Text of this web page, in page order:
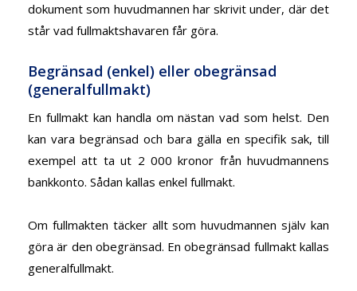
dokument som huvudmannen har skrivit under, där det
står vad fullmaktshavaren får göra.
Begränsad (enkel) eller obegränsad
(generalfullmakt)
En fullmakt kan handla om nästan vad som helst. Den
kan vara begränsad och bara gälla en specifik sak, till
exempel att ta ut 2 000 kronor från huvudmannens
bankkonto. Sådan kallas enkel fullmakt.
Om fullmakten täcker allt som huvudmannen själv kan
göra är den obegränsad. En obegränsad fullmakt kallas
generalfullmakt.